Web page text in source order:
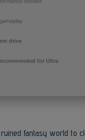
drive
for Ultra
fantasy world to